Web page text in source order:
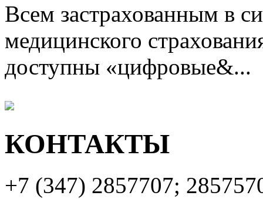
Всем застрахованным в
медицинского
доступны «цифровые&...
КОНТАКТЫ
+7 (347) 2857707;